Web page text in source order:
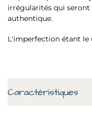
irrégularités qui seront
authentique.
L'imperfection étant le
Caractéristiques